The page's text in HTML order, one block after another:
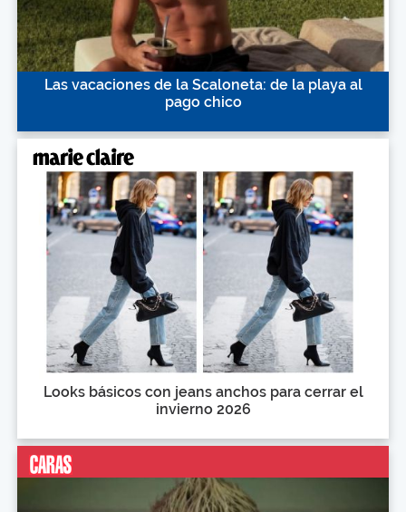
Las vacaciones de la Scaloneta: de la playa al
pago chico
Looks básicos con jeans anchos para cerrar el
invierno 2026